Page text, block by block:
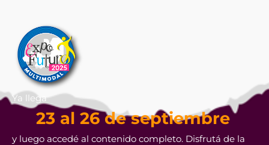
Ya llega
23 al 26 de septiembre
y luego accedé al contenido completo. Disfrutá de la